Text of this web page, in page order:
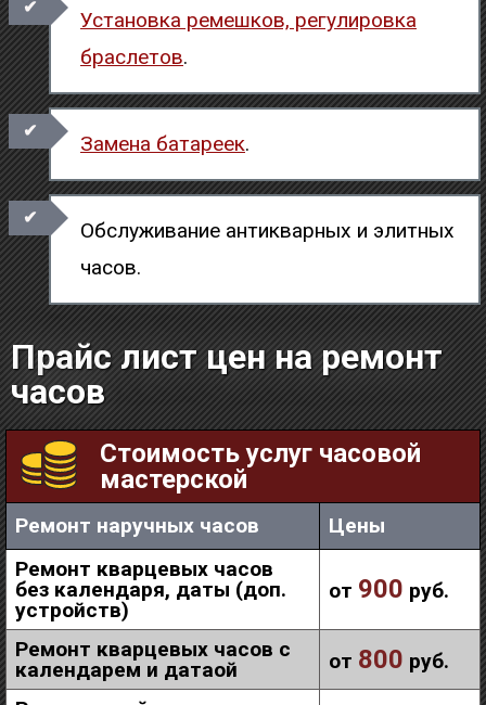
Установка ремешков, регулировка
браслетов.
Замена батареек.
Обслуживание антикварных и элитных
часов.
Прайс лист цен на ремонт
часов
Стоимость услуг часовой
мастерской
Ремонт наручных часов
Цены
Ремонт кварцевых часов
без календаря, даты (доп.
устройств)
от 900 руб.
Ремонт кварцевых часов с
календарем и датаой
от 800 руб.